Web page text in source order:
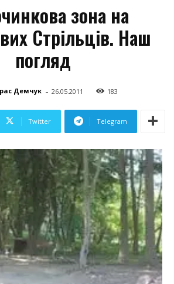
зона на
Стрільців. Наш
погляд
Демчук - 26.05.2011 183
Twitter Telegram